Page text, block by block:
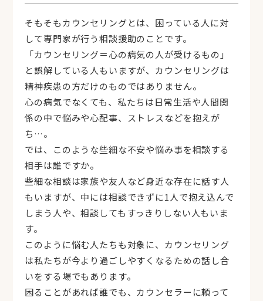
そもそもカウンセリングとは、困っている人に対
して専門家が行う相談援助のことです。
「カウンセリング＝心の病気の人が受けるもの」
と誤解している人もいますが、カウンセリングは
精神疾患の方だけのものではありません。
心の病気でなくても、私たちは日常生活や人間関
係の中で悩みや心配事、ストレスなどを抱えが
ち…。
では、このような些細な不安や悩み事を相談する
相手は誰ですか。
些細な相談は家族や友人など身近な存在に話す人
もいますが、中には相談できずに1人で抱え込んで
しまう人や、相談してもすっきりしない人もいま
す。
このように悩む人たちも対象に、カウンセリング
は私たちが今より過ごしやすくなるための話し合
いをする場でもあります。
困ることがあれば誰でも、カウンセラーに頼って